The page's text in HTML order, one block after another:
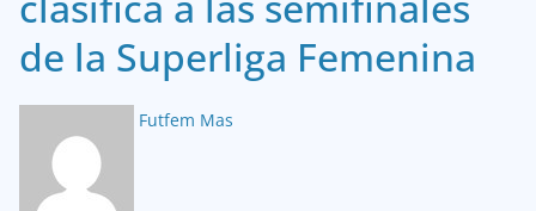
de la Superliga Femenina
Futfem Mas